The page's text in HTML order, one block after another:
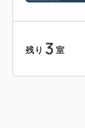
残り 3 室